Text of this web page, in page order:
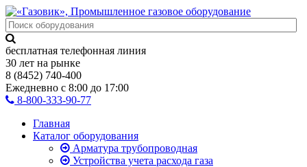
бесплатная телефонная линия
30 лет на рынке
8 (8452) 740-400
Ежедневно с 8:00 до 17:00
8-800-333-90-77
Главная
Каталог оборудования
Арматура трубопроводная
Устройства учета расхода газа